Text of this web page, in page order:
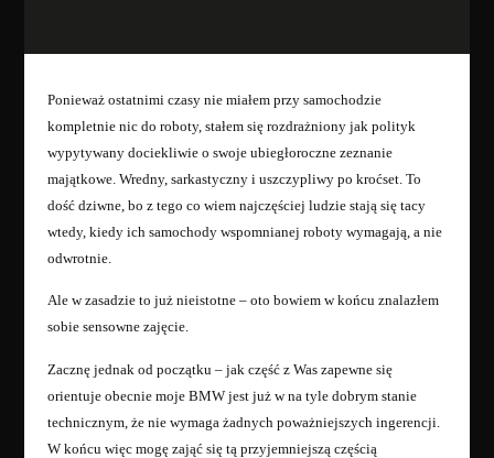
Ponieważ ostatnimi czasy nie miałem przy samochodzie
kompletnie nic do roboty, stałem się rozdrażniony jak polityk
wypytywany dociekliwie o swoje ubiegłoroczne zeznanie
majątkowe. Wredny, sarkastyczny i uszczypliwy po kroćset. To
dość dziwne, bo z tego co wiem najczęściej ludzie stają się tacy
wtedy, kiedy ich samochody wspomnianej roboty wymagają, a nie
odwrotnie.
Ale w zasadzie to już nieistotne – oto bowiem w końcu znalazłem
sobie sensowne zajęcie.
Zacznę jednak od początku – jak część z Was zapewne się
orientuje obecnie moje BMW jest już w na tyle dobrym stanie
technicznym, że nie wymaga żadnych poważniejszych ingerencji.
W końcu więc mogę zająć się tą przyjemniejszą częścią